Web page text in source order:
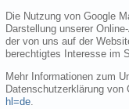
Die Nutzung von Google
Darstellung unserer
der von uns auf der
berechtigtes Interesse im
Mehr Informationen zum
Datenschutzerklärung von
hl=de